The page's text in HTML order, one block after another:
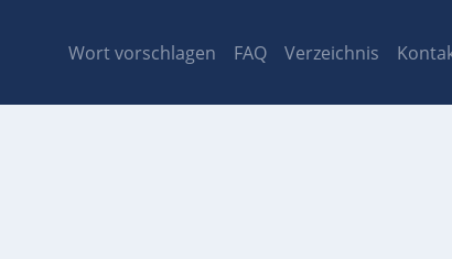
Wort vorschlagen FAQ Verzeichnis